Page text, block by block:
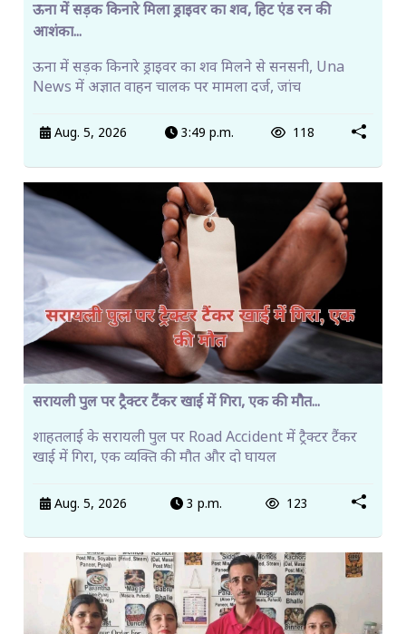
ऊना में सड़क किनारे मिला ड्राइवर का शव, हिट एंड रन की
आशंका...
ऊना में सड़क किनारे ड्राइवर का शव मिलने से सनसनी, Una
News में अज्ञात वाहन चालक पर मामला दर्ज, जांच
Aug. 5, 2026 3:49 p.m. 118
सरायली पुल पर ट्रैक्टर टैंकर खाई में गिरा, एक की मौत...
शाहतलाई के सरायली पुल पर Road Accident में ट्रैक्टर टैंकर
खाई में गिरा, एक व्यक्ति की मौत और दो घायल
Aug. 5, 2026 3 p.m. 123